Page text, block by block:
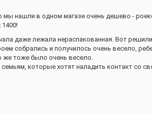
мы нашли в одном магазе очень дешево -
1400!
даже лежала нераспакованная. Вот
собрались и получилось очень весело,
же тоже было очень весело.
которые хотят наладить контакт со